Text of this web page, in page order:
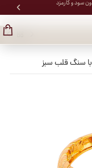
سود و کارمزد
سنگ قلب سبز